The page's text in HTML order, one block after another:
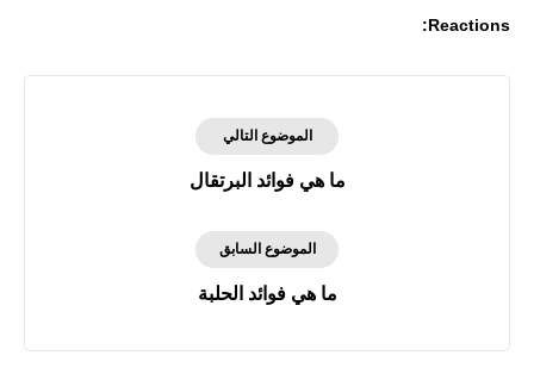
Reactions:
الموضوع التالي
ما هي فوائد البرتقال
الموضوع السابق
ما هي فوائد الحلبة